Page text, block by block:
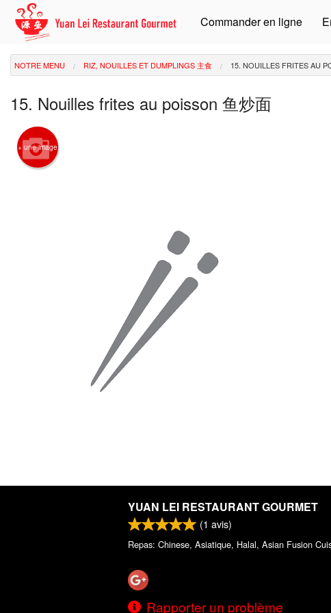
Commander en ligne
NOTRE MENU RIZ, NOUILLES ET DUMPLINGS 主食 15. NOUILLES FRITES AU
15. Nouilles frites au poisson 鱼炒面
+ une image
YUAN LEI RESTAURANT GOURMET
(1 avis)
Repas: Chinese, Asiatique, Halal, Asian Fusion
Rapporter un problème